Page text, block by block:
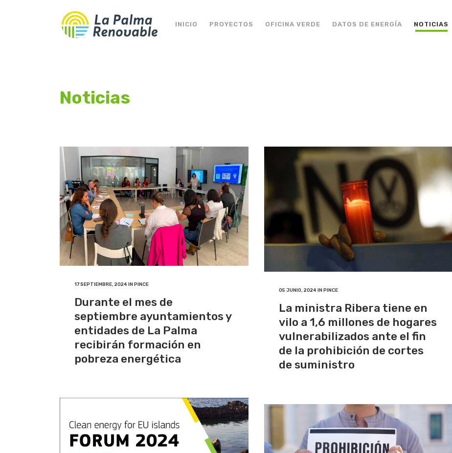
INICIO PROYECTOS OFICINA VERDE DATOS DE ENERGÍA NOTICIAS
Noticias
17 SEPTIEMBRE, 2024IN PINCE
Durante el mes de
septiembre ayuntamientos y
entidades de La Palma
recibirán formación en
pobreza energética
05 JUNIO, 2024 IN PINCE
La ministra Ribera tiene en
vilo a 1,6 millones de hogares
vulnerabilizados ante el fin
de la prohibición de cortes
de suministro